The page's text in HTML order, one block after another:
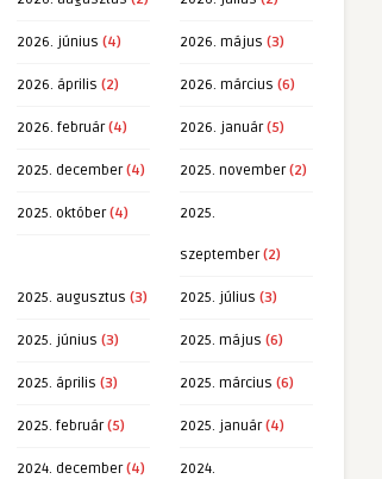
2026. június (4) 2026. május (3)
2026. április (2) 2026. március (6)
2026. február(4) 2026. január(5)
2025. december(4) 2025. november(2)
2025. október(4) 2025.
szeptember(2)
2025. augusztus (3) 2025. július (3)
2025. június (3) 2025. május (6)
2025. április (3) 2025. március (6)
2025. február(5) 2025. január(4)
2024. december(4) 2024.